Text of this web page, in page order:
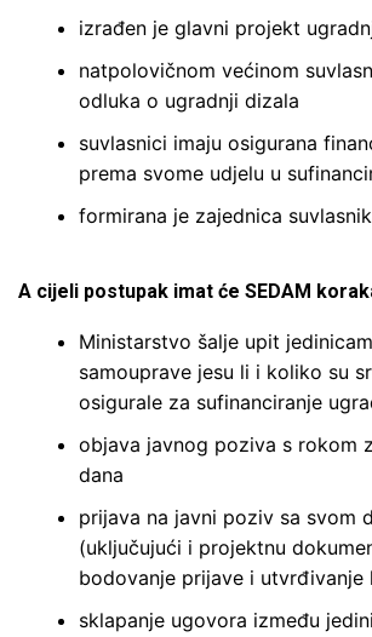
izrađen je glavni projekt
natpolovičnom većinom
odluka o ugradnji dizala
suvlasnici imaju osigurana
prema svome udjelu u
formirana je zajednica
A cijeli postupak imat će SEDAM
Ministarstvo šalje upit
samouprave jesu li i koliko su
osigurale za sufinanciranje
objava javnog poziva s rokom
dana
prijava na javni poziv sa svom
(uključujući i projektnu
bodovanje prijave i utvrđivanje
sklapanje ugovora između